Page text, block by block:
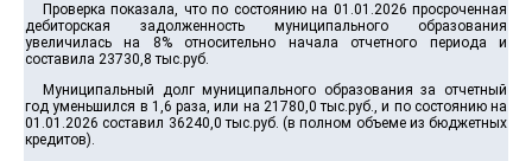
Проверка показала, что по состоянию на 01.01.2026 просроченная
дебиторская задолженность муниципального образования
увеличилась на 8% относительно начала отчетного периода и
составила 23730,8 тыс.руб.
Муниципальный долг муниципального образования за отчетный
год уменьшился в 1,6 раза, или на 21780,0 тыс.руб., и по состоянию на
01.01.2026 составил 36240,0 тыс.руб. (в полном объеме из бюджетных
кредитов).